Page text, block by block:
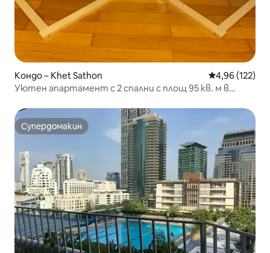
Кондо – Khet Sathon Средна
4,96 (122)
Уютен апартамент с 2 спални с площ 95 кв. м в
Супердомакин
Супердомакин